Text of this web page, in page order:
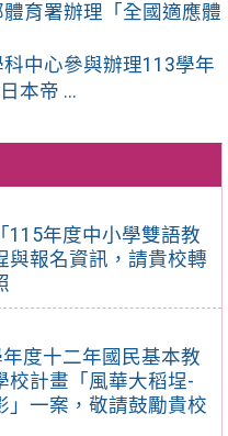
115年度中小學雙語教
與報名資訊，請貴校轉
度十二年國民基本教
校計畫「風華大稻埕-
」一案，敬請鼓勵貴校
育署辦理「全國適應體
科中心參與辦理113學年
本帝 ...